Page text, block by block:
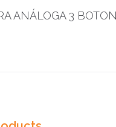
ANÁLOGA 3